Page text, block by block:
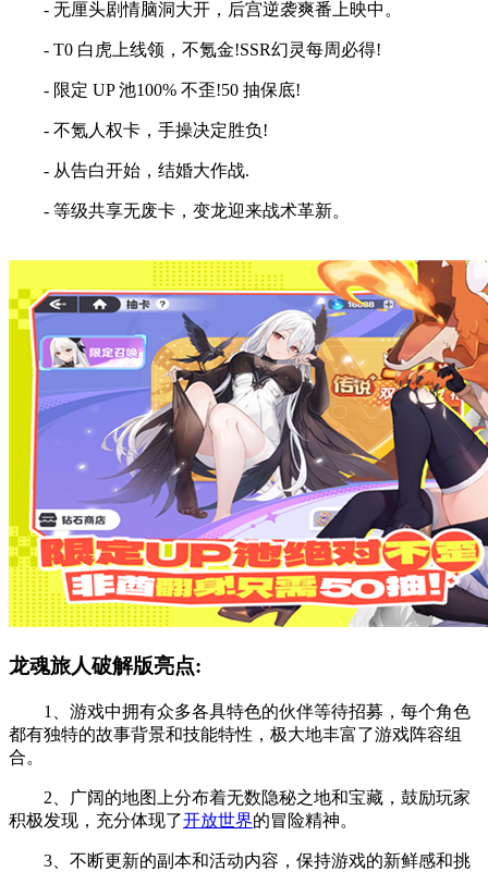
- 无厘头剧情脑洞大开，后宫逆袭爽番上映中。
- T0 白虎上线领，不氪金!SSR幻灵每周必得!
- 限定 UP 池100% 不歪!50 抽保底!
- 不氪人权卡，手操决定胜负!
- 从告白开始，结婚大作战.
- 等级共享无废卡，变龙迎来战术革新。
龙魂旅人破解版亮点:
1、游戏中拥有众多各具特色的伙伴等待招募，每个角色
都有独特的故事背景和技能特性，极大地丰富了游戏阵容组
合。
2、广阔的地图上分布着无数隐秘之地和宝藏，鼓励玩家
积极发现，充分体现了开放世界的冒险精神。
3、不断更新的副本和活动内容，保持游戏的新鲜感和挑